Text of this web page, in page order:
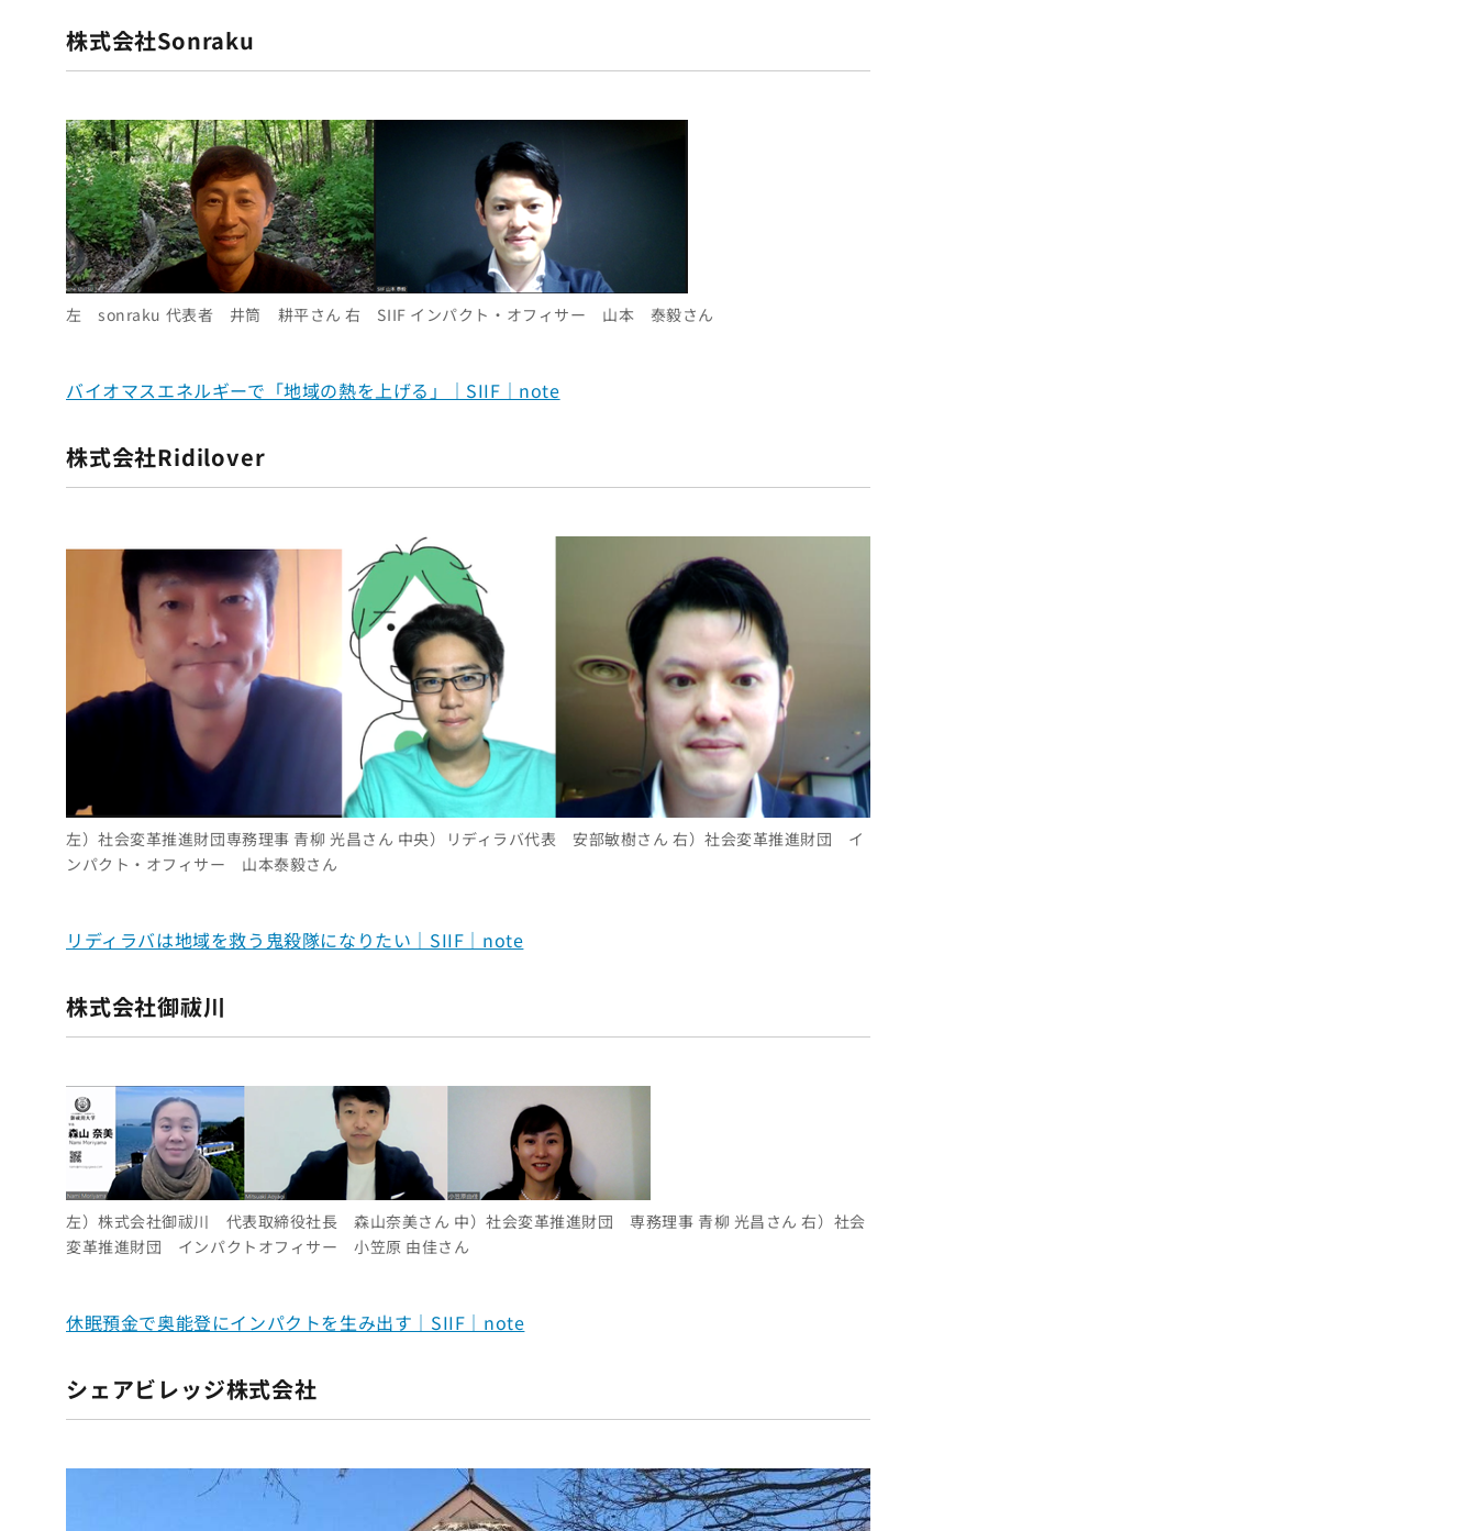
株式会社Sonraku
左 sonraku 代表者 井筒 耕平さん 右 SIIF インパクト・オフィサー 山本 泰毅さん
バイオマスエネルギーで「地域の熱を上げる」｜SIIF｜note
株式会社Ridilover
左）社会変革推進財団専務理事 青柳 光昌さん 中央）リディラバ代表 安部敏樹さん 右）社会変革推進財団 イ
ンパクト・オフィサー 山本泰毅さん
リディラバは地域を救う鬼殺隊になりたい｜SIIF｜note
株式会社御祓川
左）株式会社御祓川 代表取締役社長 森山奈美さん 中）社会変革推進財団 専務理事 青柳 光昌さん 右）社会
変革推進財団 インパクトオフィサー 小笠原 由佳さん
休眠預金で奥能登にインパクトを生み出す｜SIIF｜note
シェアビレッジ株式会社